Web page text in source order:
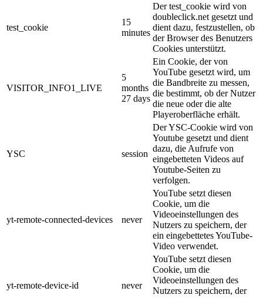
test_cookie
15
minutes
Der test_cookie wird von
doubleclick.net gesetzt und
dient dazu, festzustellen, ob
der Browser des Benutzers
Cookies unterstützt.
VISITOR_INFO1_LIVE
5
months
27 days
Ein Cookie, der von
YouTube gesetzt wird, um
die Bandbreite zu messen,
die bestimmt, ob der Nutzer
die neue oder die alte
Playeroberfläche erhält.
YSC session
Der YSC-Cookie wird von
Youtube gesetzt und dient
dazu, die Aufrufe von
eingebetteten Videos auf
Youtube-Seiten zu
verfolgen.
yt-remote-connected-devices never
YouTube setzt diesen
Cookie, um die
Videoeinstellungen des
Nutzers zu speichern, der
ein eingebettetes YouTube-
Video verwendet.
yt-remote-device-id never
YouTube setzt diesen
Cookie, um die
Videoeinstellungen des
Nutzers zu speichern, der